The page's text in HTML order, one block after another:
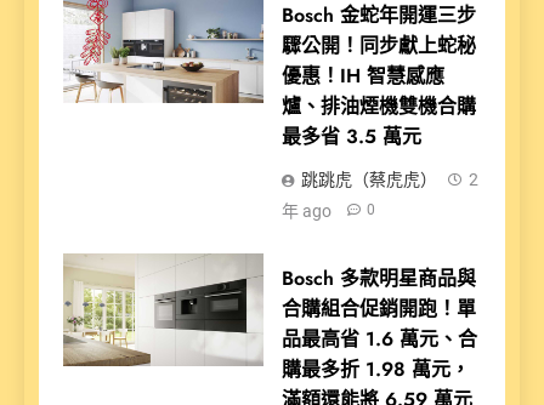
Bosch 金蛇年開運三步
驟公開！同步獻上蛇秘
優惠！IH 智慧感應
爐、排油煙機雙機合購
最多省 3.5 萬元
跳跳虎（蔡虎虎）
2
年 ago
0
Bosch 多款明星商品與
合購組合促銷開跑！單
品最高省 1.6 萬元、合
購最多折 1.98 萬元，
滿額還能將 6.59 萬元